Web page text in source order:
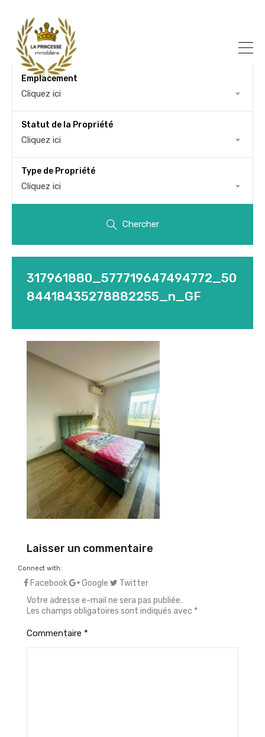
Emplacement
Cliquez ici
Statut de la Propriété
Cliquez ici
Type de Propriété
Cliquez ici
Chercher
317961880_577719647494772_50
84418435278882255_n_GF
Laisser un commentaire
Connect with:
Facebook Google
Twitter
Votre adresse e-mail ne sera pas publiée.
Les champs obligatoires sont indiqués avec *
Commentaire *